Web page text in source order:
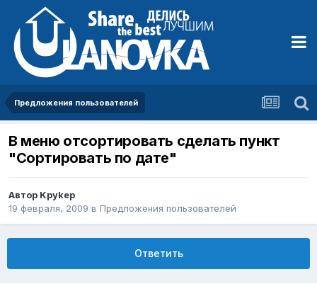
Предложения пользователей
В меню отсортировать сделать пункт
"Сортировать по дате"
Автор Kpykep
19 февраля, 2009 в Предложения пользователей
Ответить